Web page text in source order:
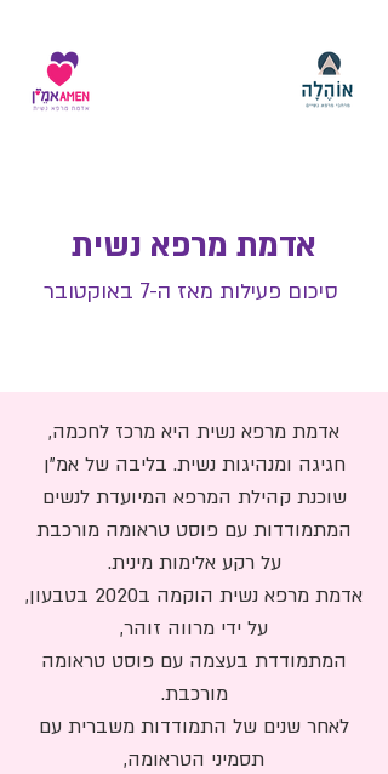
אדמת מרפא נשית
סיכום פעילות מאז ה-7 באוקטובר
אדמת מרפא נשית היא מרכז לחכמה,
חגיגה ומנהיגות נשית. בליבה של אמ"ן
שוכנת קהילת המרפא המיועדת לנשים
המתמודדות עם פוסט טראומה מורכבת
על רקע אלימות מינית.
אדמת מרפא נשית הוקמה ב2020 בטבעון,
על ידי מרווה זוהר,
המתמודדת בעצמה עם פוסט טראומה
מורכבת.
לאחר שנים של התמודדות משברית עם
תסמיני הטראומה,